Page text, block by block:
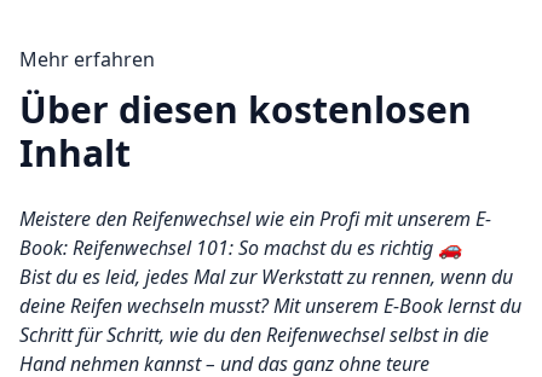
Mehr erfahren
Über diesen kostenlosen
Inhalt
Meistere den Reifenwechsel wie ein Profi mit unserem E-
Book: Reifenwechsel 101: So machst du es richtig 🚗
Bist du es leid, jedes Mal zur Werkstatt zu rennen, wenn du
deine Reifen wechseln musst? Mit unserem E-Book lernst du
Schritt für Schritt, wie du den Reifenwechsel selbst in die
Hand nehmen kannst – und das ganz ohne teure